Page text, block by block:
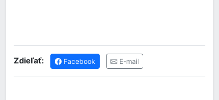
Zdieľať: Facebook E-mail